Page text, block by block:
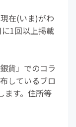
在(いま)がわ
1回以上掲載
貨」でのコラ
しているブロ
ます。住所等